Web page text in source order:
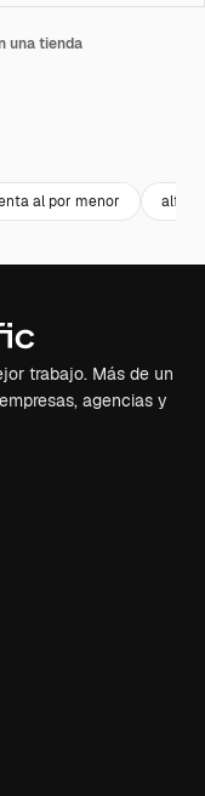
una tienda
al por menor
trabajo. Más de un
agencias y